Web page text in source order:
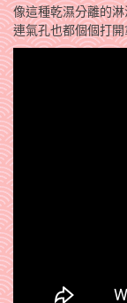
像這種乾濕分離的
連氣孔也都個個打